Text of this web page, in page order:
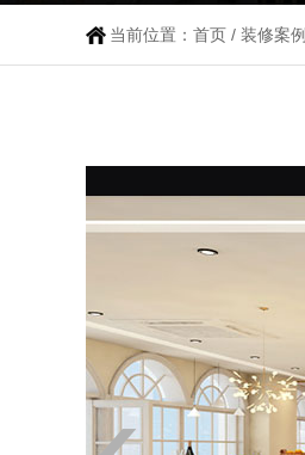
当前位置： 首页 / 装修案例